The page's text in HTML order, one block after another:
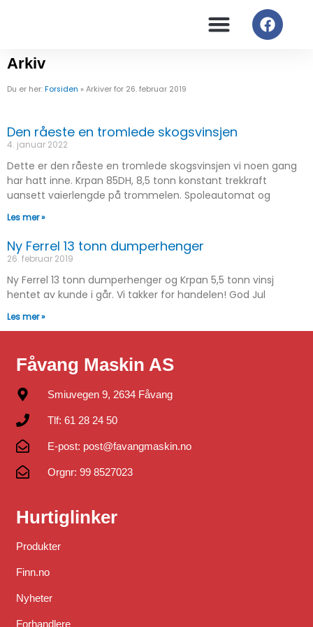
F
a
c
Arkiv
Du er her: Forsiden » Arkiver for 26. februar 2019
Den råeste en tromlede skogsvinsjen
4. januar 2022
Dette er den råeste en tromlede skogsvinsjen vi noen gang
har hatt inne. Krpan 85DH, 8,5 tonn konstant trekkraft
uansett vaierlengde på trommelen. Spoleautomat og
Les mer »
Ny Ferrel 13 tonn dumperhenger
26. februar 2019
Ny Ferrel 13 tonn dumperhenger og Krpan 5,5 tonn vinsj
hentet av kunde i går. Vi takker for handelen! God Jul
Les mer »
Fåvang Maskin AS
Smiuvegen 9, 2634 Fåvang
Tlf: 61 28 24 50
E-post: post@favangmaskin.no
Orgnr: 99 8527023
Hurtiglinker
Produkter
Finn.no
Nyheter
Forhandlere